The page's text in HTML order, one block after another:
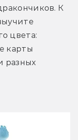
К
цвета:
карты
разных